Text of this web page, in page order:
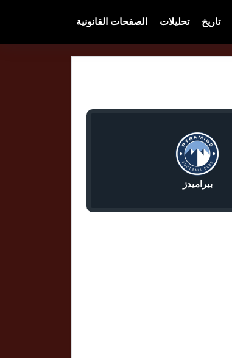
تاريخ تحليلات الصفحات القانونية
بيراميدز